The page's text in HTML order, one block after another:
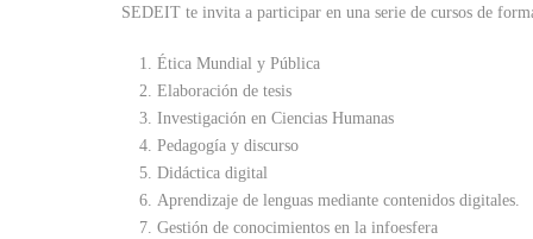
SEDEIT te invita a participar en una serie de cursos de
Ética Mundial y Pública
Elaboración de tesis
Investigación en Ciencias Humanas
Pedagogía y discurso
Didáctica digital
Aprendizaje de lenguas mediante contenidos digitales.
Gestión de conocimientos en la infoesfera